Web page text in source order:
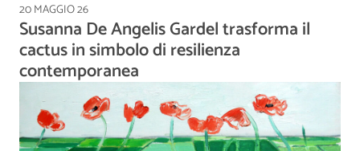
20 MAGGIO 26
Susanna De Angelis Gardel trasforma il
cactus in simbolo di resilienza
contemporanea